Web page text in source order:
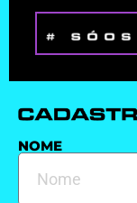
NOME